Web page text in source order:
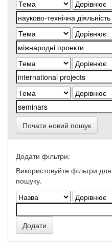
Почати новий пошук
Додати фільтри:
Використовуйте фільтри
пошуку.